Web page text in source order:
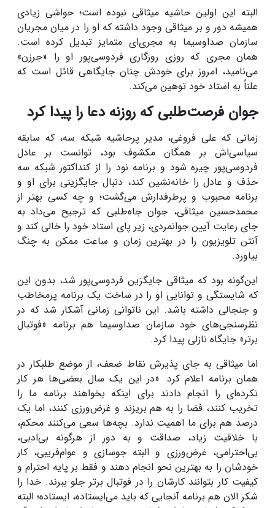
البته این اولین حاشیه میثاقی نبوده است؛ حواشی زیادی
همیشه دور و بر میثاقی وجود داشته که او را در میان مجریان
سازمان صداوسیما به مجری‌ای متمایز تبدیل کرده است.
همان مجری که روزی روزگاری فردوسی‌پور او را «جرزن»
می‌نامید، امروز برای خودش چنان جایگاهی قائل است که
علناً به استاد خود توهین می‌کند.
جوان فرصت‌طلبی که روزنه دعا را پیدا کرد
زمانی که علی فروغی، مدیر پرحاشیه شبکه سه، که سابقه
سیاسی‌اش بر همگان مکشوف بود، توانست بر عادل
فردوسی‌پور چیره شود و برنامه نود را از کنداکتور شبکه سه
حذف و عادل را خانه‌نشین کند، دنبال جایگزینی برای او و
برنامه محبوب و پرطرفدارش می‌گشت؛ و چه کسی بهتر از
محمدحسین میثاقی، جوان جاه‌طلبی که ترجیح می‌داد به
جای رعایت آیین جوانمردی، زیر پای استاد خود را خالی کند و
آنتن تلویزیون را در بهترین زمان و ساعت ممکن به چنگ
بیاورد.
این‌گونه بود که میثاقی جایگزین فردوسی‌پور شد، بدون این
که شایستگی و توانایی او را در ساخت یک برنامه پرمخاطب
و جنجالی داشته باشد. این ناتوانی زمانی آشکار شد که در
نظرسنجی‌های خود سازمان صداوسیما هم برنامه «فوتبال
برتر» جایگاه نازلی پیدا کرد.
اما میثاقی به جای پذیرش نقاط ضعف، از موضع طلبکار در
همان برنامه اعلام کرد: «در این یک سال بعضی‌ها هر کار
نکرده‌ای را انجام دادند برای اینکه بخواهند برنامه ما را
تخریب کنند، فضا را به هم بریزند و غرض‌ورزی کنند، اما یک
درصد هم برای ما اهمیت ندارد. بچه‌ها سعی می‌کنند محکم،
با خلاقیت زیاد، صداقت و به دور از هرگونه بی‌ادبی،
بی‌احترامی، غرض‌ورزی و البته جوسازی و عوام‌فریبی، کار
خودشان را به بهترین نحو انجام دهند و فقط بر پایه احترام و
کیفیت کار بتوانند کارشان را در فوتبال برتر جلو ببرند. خدا را
شکر الان هم برنامه آنجایی که باید می‌ایستاده، ایستاده؛ البته